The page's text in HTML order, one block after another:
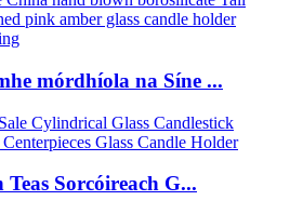
mórdhíola na Síne ...
Sorcóireach G...